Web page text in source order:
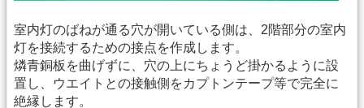
室内灯のばねが通る穴が開いている側は、2階部分の室内
灯を接続するための接点を作成します。
燐青銅板を曲げずに、穴の上にちょうど掛かるように設
置し、ウエイトとの接触側をカプトンテープ等で完全に
絶縁します。